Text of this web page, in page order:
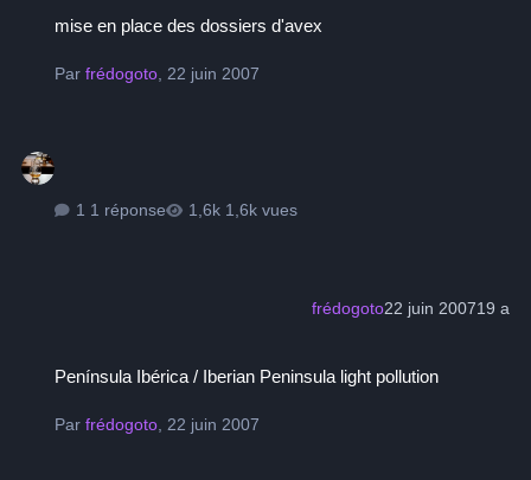
mise en place des dossiers d'avex
Parfrédogoto 22 juin 2007
1 réponse 1,6k vues
frédogoto22 juin 200719 a
Península Ibérica / Iberian Peninsula light pollution
Parfrédogoto 22 juin 2007